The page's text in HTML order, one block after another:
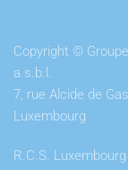
Copyright ©
a.s.b.l.
7, rue Alcide de
Luxembourg
R.C.S.